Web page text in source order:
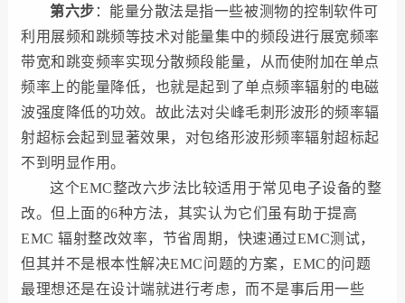
第六步 ：能量分散法是指一些被测物的控制软件可
利用展频和跳频等技术对能量集中的频段进行展宽频率
带宽和跳变频率实现分散频段能量，从而使附加在单点
频率上的能量降低，也就是起到了单点频率辐射的电磁
波强度降低的功效。故此法对尖峰毛刺形波形的频率辐
射超标会起到显著效果，对包络形波形频率辐射超标起
不到明显作用。
这个EMC整改六步法比较适用于常见电子设备的整
改。但上面的6种方法，其实认为它们虽有助于提高
EMC 辐射整改效率，节省周期，快速通过EMC测试，
但其并不是根本性解决EMC问题的方案，EMC的问题
最理想还是在设计端就进行考虑，而不是事后用一些